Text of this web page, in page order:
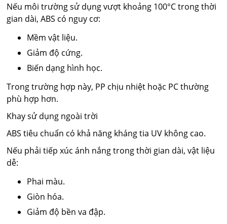
Nếu môi trường sử dụng vượt khoảng 100°C trong thời
gian dài, ABS có nguy cơ:
Mềm vật liệu.
Giảm độ cứng.
Biến dạng hình học.
Trong trường hợp này, PP chịu nhiệt hoặc PC thường
phù hợp hơn.
Khay sử dụng ngoài trời
ABS tiêu chuẩn có khả năng kháng tia UV không cao.
Nếu phải tiếp xúc ánh nắng trong thời gian dài, vật liệu
dễ:
Phai màu.
Giòn hóa.
Giảm độ bền va đập.